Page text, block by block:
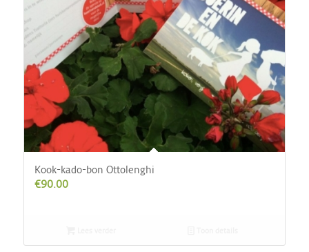
Kook-kado-bon Ottolenghi
€90.00